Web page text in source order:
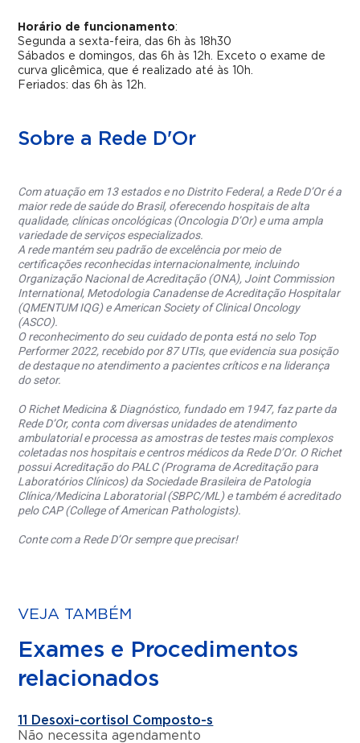
Horário de funcionamento:
Segunda a sexta-feira, das 6h às 18h30
Sábados e domingos, das 6h às 12h. Exceto o exame de
curva glicêmica, que é realizado até às 10h.
Feriados: das 6h às 12h.
Sobre a Rede D'Or
Com atuação em 13 estados e no Distrito Federal, a Rede D’Or é a
maior rede de saúde do Brasil, oferecendo hospitais de alta
qualidade, clínicas oncológicas (Oncologia D’Or) e uma ampla
variedade de serviços especializados.
A rede mantém seu padrão de excelência por meio de
certificações reconhecidas internacionalmente, incluindo
Organização Nacional de Acreditação (ONA), Joint Commission
International, Metodologia Canadense de Acreditação Hospitalar
(QMENTUM IQG) e American Society of Clinical Oncology
(ASCO).
O reconhecimento do seu cuidado de ponta está no selo Top
Performer 2022, recebido por 87 UTIs, que evidencia sua posição
de destaque no atendimento a pacientes críticos e na liderança
do setor.
O Richet Medicina & Diagnóstico, fundado em 1947, faz parte da
Rede D’Or, conta com diversas unidades de atendimento
ambulatorial e processa as amostras de testes mais complexos
coletadas nos hospitais e centros médicos da Rede D’Or. O Richet
possui Acreditação do PALC (Programa de Acreditação para
Laboratórios Clínicos) da Sociedade Brasileira de Patologia
Clínica/Medicina Laboratorial (SBPC/ML) e também é acreditado
pelo CAP (College of American Pathologists).
Conte com a Rede D’Or sempre que precisar!
VEJA TAMBÉM
Exames e Procedimentos
relacionados
11 Desoxi-cortisol Composto-s
Não necessita agendamento